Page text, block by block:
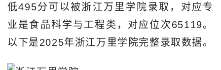
低495分可以被浙江万里学院录取，对应专
业是食品科学与工程类，对应位次65119。
以下是2025年浙江万里学院完整录取数据。